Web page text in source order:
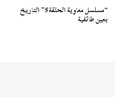
“مسلسل معاوية الحلقة 5” التاريخ
بعين طائفية